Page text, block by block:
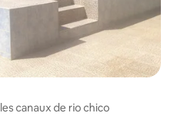
canaux de rio chico